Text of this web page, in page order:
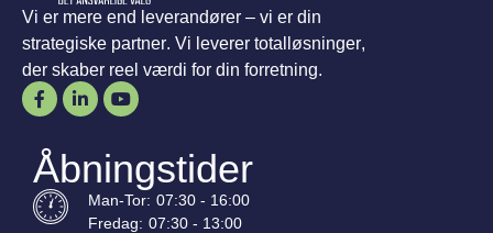
Vi er mere end leverandører – vi er din
strategiske partner. Vi leverer totalløsninger,
der skaber reel værdi for din forretning.
Åbningstider
Man-Tor: 07:30 - 16:00
Fredag: 07:30 - 13:00